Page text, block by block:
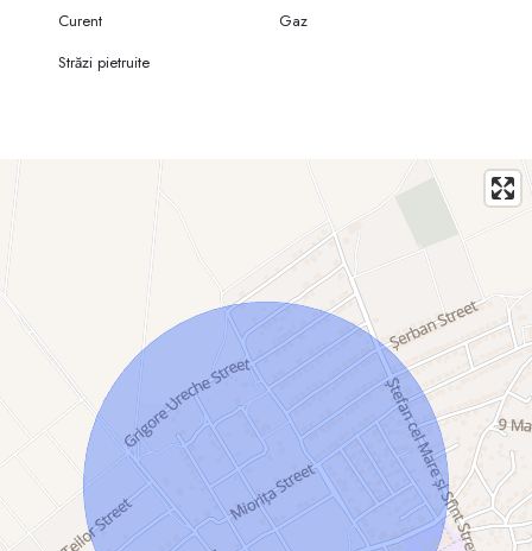
Curent
Gaz
Străzi pietruite